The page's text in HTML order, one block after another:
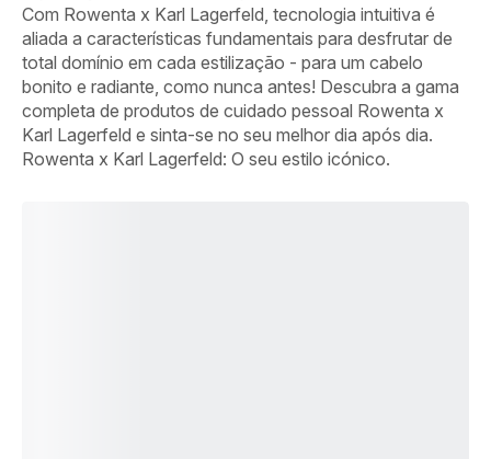
Com Rowenta x Karl Lagerfeld, tecnologia intuitiva é
aliada a características fundamentais para desfrutar de
total domínio em cada estilização - para um cabelo
bonito e radiante, como nunca antes! Descubra a gama
completa de produtos de cuidado pessoal Rowenta x
Karl Lagerfeld e sinta-se no seu melhor dia após dia.
Rowenta x Karl Lagerfeld: O seu estilo icónico.